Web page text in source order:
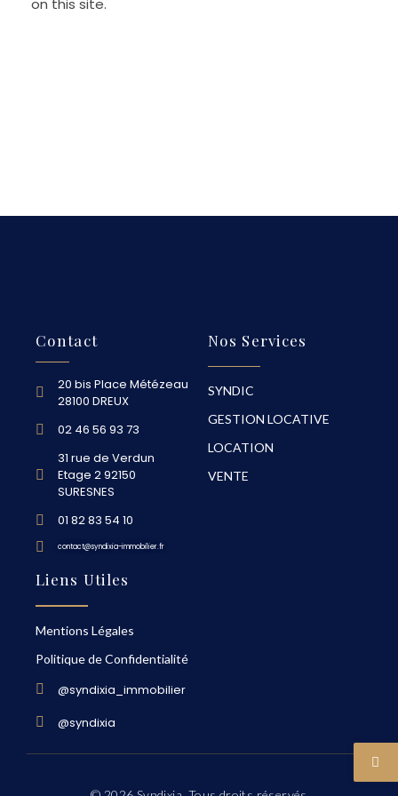
on this site.
Contact
20 bis Place Métézeau
28100 DREUX
02 46 56 93 73
31 rue de Verdun
Etage 2 92150
SURESNES
01 82 83 54 10
contact@syndixia-immobilier.fr
Nos Services
SYNDIC
GESTION LOCATIVE
LOCATION
VENTE
Liens Utiles
Mentions Légales
Politique de Confidentialité
@syndixia_immobilier
@syndixia